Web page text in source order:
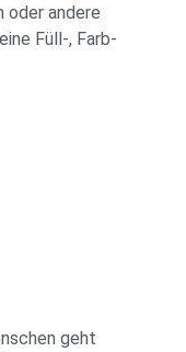
oder andere
Füll-, Farb-
geht